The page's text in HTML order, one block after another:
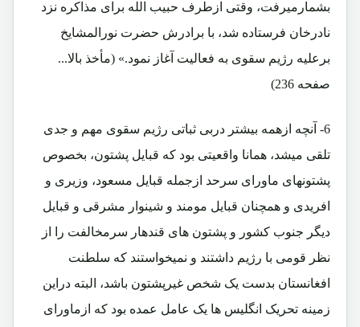
بشمارمیرفت، وقتی ازطرف حبیب الله برای مذاکره نزد
نادرخان فرستاده شد، با برادرش حضرت نورالمشایخ
برعلیه رژیم سقوی به فعالیت آغاز نمود.» (مأخذ بالا...
صفحه 236)
6- آنچه ازهمه بیشتر دربی ثباتی رژیم سقوی مهم و جدی
تلقی میشد، همانا واقعیتی بود که قبایل پشتون، بخصوص
پشتونهای ماورای سرحد ازجمله قبایل مسعود، وزیری و
افریدی و همچنان قبایل مومند و شینوار مشرقی و قبایل
دیگر جنوب کشور و پشتون های قندهار سرمخالفت را از
نظر قومی با رژیم داشتند و نمیخواستند که سلطنت
افغانستان بدست یک شخص غیرپشتون باشد، البته دراین
زمینه تحریک انگلیس ها یک عامل عمده بود که ازماورای